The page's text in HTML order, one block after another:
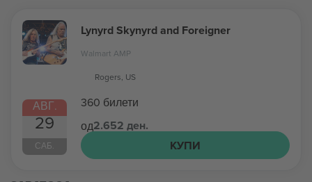
АВГ.
29
САБ.
Lynyrd Skynyrd and Foreigner
Walmart AMP
Rogers, US
360 билети
од2.652 ден.
КУПИ